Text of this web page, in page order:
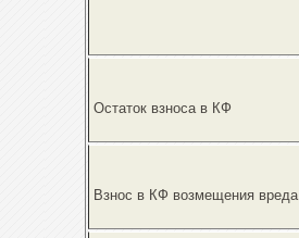
Остаток взноса в КФ
Взнос в КФ возмещения вреда